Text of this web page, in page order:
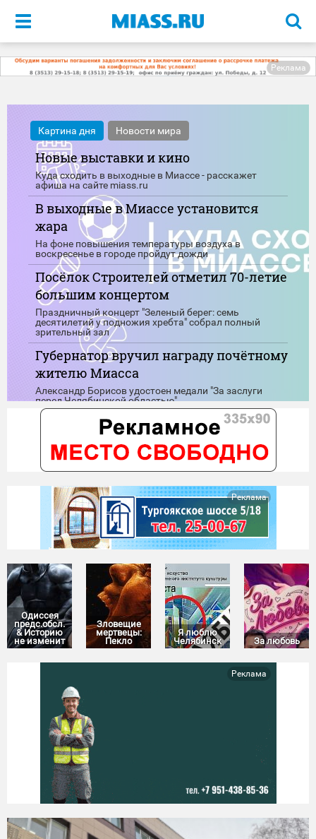
Меню
Реклама
Картина дня Новости мира
Новые выставки и кино
Куда сходить в выходные в Миассе - расскажет
афиша на сайте miass.ru
В выходные в Миассе установится
жара
На фоне повышения температуры воздуха в
воскресенье в городе пройдут дожди
Посёлок Строителей отметил 70-летие
большим концертом
Праздничный концерт "Зеленый берег: семь
десятилетий у подножия хребта" собрал полный
зрительный зал
Губернатор вручил награду почётному
жителю Миасса
Александр Борисов удостоен медали "За заслуги
перед Челябинской областью"
В Миассе у местного жителя изъяли
576 кустов мака
Сотрудники полиции подвели итоги первого этапа
операции "Мак-2026"
Реклама
Одиссея
предс.обсл.
& Историю
не изменит
Зловещие
мертвецы:
Пекло
Я люблю
Челябинск
За любовь
Реклама